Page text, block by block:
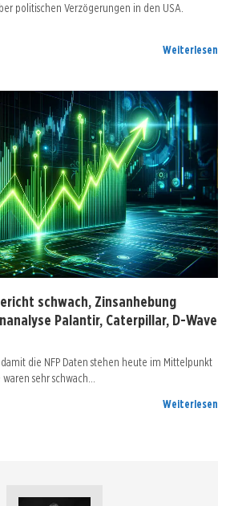
politischen Verzögerungen in den USA.
Weiterlesen
schwach, Zinsanhebung
Palantir, Caterpillar, D-Wave
die NFP Daten stehen heute im Mittelpunkt
sehr schwach…
Weiterlesen